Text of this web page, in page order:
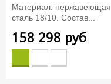
Материал: нержавеющая
сталь 18/10. Состав...
158 298 руб